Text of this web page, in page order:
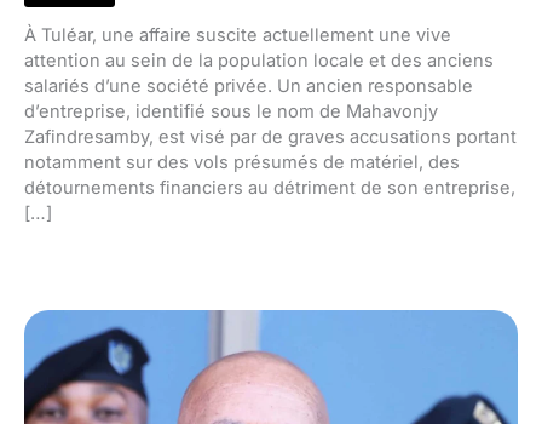
À Tuléar, une affaire suscite actuellement une vive
attention au sein de la population locale et des anciens
salariés d’une société privée. Un ancien responsable
d’entreprise, identifié sous le nom de Mahavonjy
Zafindresamby, est visé par de graves accusations portant
notamment sur des vols présumés de matériel, des
détournements financiers au détriment de son entreprise,
[…]